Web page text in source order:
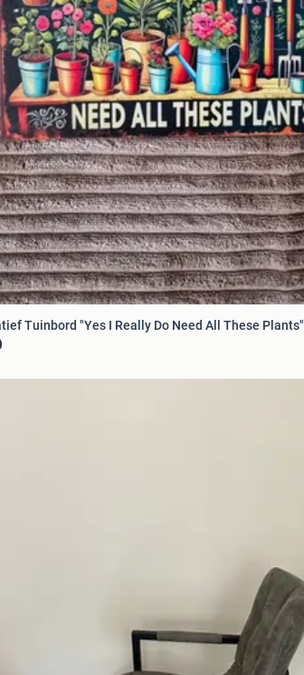
Tuinbord "Yes I Really Do Need All These Plants"